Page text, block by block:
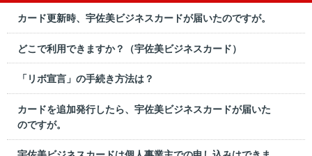
カード更新時、宇佐美ビジネスカードが届いたのですが。
どこで利用できますか？（宇佐美ビジネスカード）
「リボ宣言」の手続き方法は？
カードを追加発行したら、宇佐美ビジネスカードが届いた
のですが。